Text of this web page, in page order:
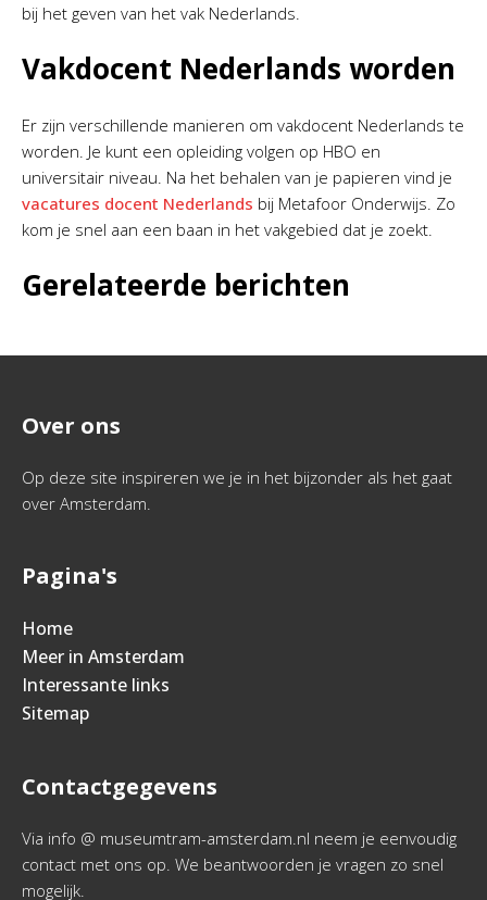
bij het geven van het vak Nederlands.
Vakdocent Nederlands worden
Er zijn verschillende manieren om vakdocent Nederlands te
worden. Je kunt een opleiding volgen op HBO en
universitair niveau. Na het behalen van je papieren vind je
vacatures docent Nederlands bij Metafoor Onderwijs. Zo
kom je snel aan een baan in het vakgebied dat je zoekt.
Gerelateerde berichten
Over ons
Op deze site inspireren we je in het bijzonder als het gaat
over Amsterdam.
Pagina's
Home
Meer in Amsterdam
Interessante links
Sitemap
Contactgegevens
Via info @ museumtram-amsterdam.nl neem je eenvoudig
contact met ons op. We beantwoorden je vragen zo snel
mogelijk.